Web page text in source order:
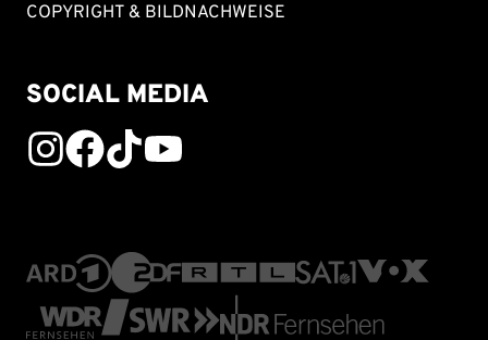
COPYRIGHT & BILDNACHWEISE
SOCIAL MEDIA